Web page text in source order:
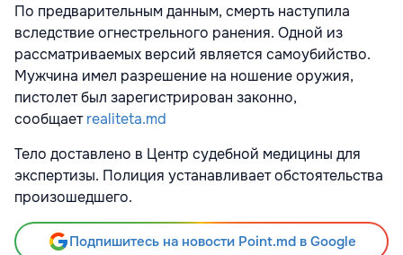
По предварительным данным, смерть наступила
вследствие огнестрельного ранения. Одной из
рассматриваемых версий является самоубийство.
Мужчина имел разрешение на ношение оружия,
пистолет был зарегистрирован законно,
сообщаетrealiteta.md
Тело доставлено в Центр судебной медицины для
экспертизы. Полиция устанавливает обстоятельства
произошедшего.
Подпишитесь на новости Point.md в Google